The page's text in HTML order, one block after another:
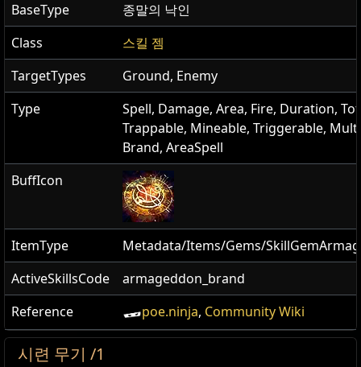
BaseType
종말의 낙인
Class
스킬 젬
TargetTypes
Ground, Enemy
Type
Spell, Damage, Area, Fire, Duration,
Trappable, Mineable, Triggerable,
Brand, AreaSpell
BuffIcon
ItemType
Metadata/Items/Gems/
ActiveSkillsCode
armageddon_brand
Reference
poe.ninja, Community Wiki
시련 무기 /1